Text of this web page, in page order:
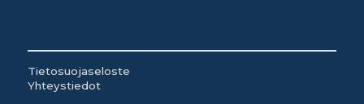
Tietosuojaseloste
Yhteystiedot